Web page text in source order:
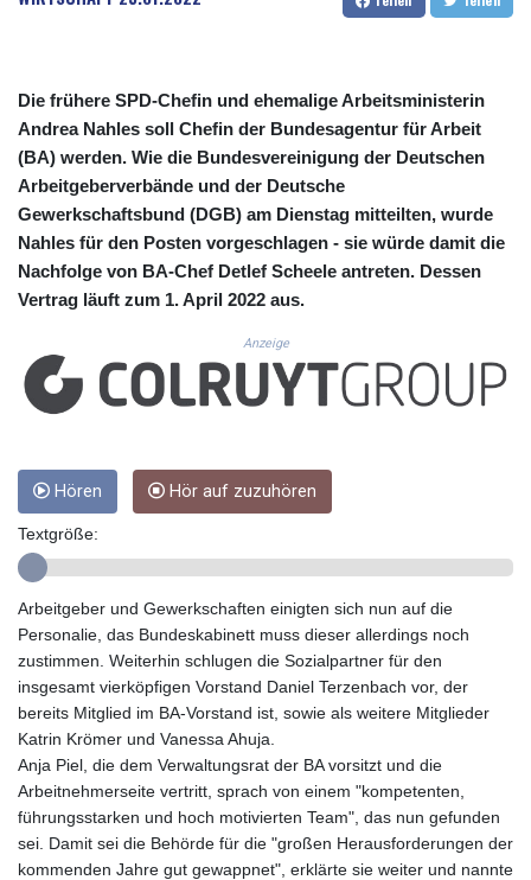
CUC 1.154361
DJF 205.251075
DKK 7.475355
DOP 67.221459
DZD 153.497698
EGP 57.432011
ERN 17.315419
ETB 186.038334
FJD 2.553967
GBP 0.857373
GEL 3.018718
GGP 0.857481
GMD 84.845162
GNF 10124.083393
HKD 9.054775
HNL 30.893904
HRK 7.535207
HTG 150.703267
HUF 363.227272
IDR 20683.84493
ILS 3.477857
IMP 0.857481
INR 109.853402
IQD 1509.981531
IRR
1587015.850814
Die frühere SPD-Chefin und ehemalige Arbeitsministerin
Andrea Nahles soll Chefin der Bundesagentur für Arbeit
(BA) werden. Wie die Bundesvereinigung der Deutschen
Arbeitgeberverbände und der Deutsche
Gewerkschaftsbund (DGB) am Dienstag mitteilten, wurde
Nahles für den Posten vorgeschlagen - sie würde damit die
Nachfolge von BA-Chef Detlef Scheele antreten. Dessen
Vertrag läuft zum 1. April 2022 aus.
Anzeige
Hören Hör auf zuzuhören
Textgröße:
Arbeitgeber und Gewerkschaften einigten sich nun auf die
Personalie, das Bundeskabinett muss dieser allerdings noch
zustimmen. Weiterhin schlugen die Sozialpartner für den
insgesamt vierköpfigen Vorstand Daniel Terzenbach vor, der
bereits Mitglied im BA-Vorstand ist, sowie als weitere Mitglieder
Katrin Krömer und Vanessa Ahuja.
Anja Piel, die dem Verwaltungsrat der BA vorsitzt und die
Arbeitnehmerseite vertritt, sprach von einem "kompetenten,
führungsstarken und hoch motivierten Team", das nun gefunden
sei. Damit sei die Behörde für die "großen Herausforderungen der
kommenden Jahre gut gewappnet", erklärte sie weiter und nannte